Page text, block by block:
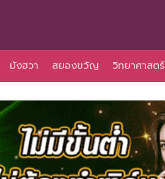
มังฮวา สยองขวัญ วิทยาศาสตร์